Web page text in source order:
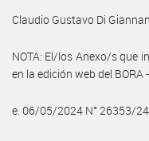
Claudio Gustavo Di
NOTA: El/los Anexo/s que
en la edición web del
e. 06/05/2024 N° 26353/